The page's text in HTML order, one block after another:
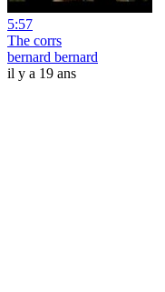
5:57
The corrs
bernard bernard
il y a 19 ans